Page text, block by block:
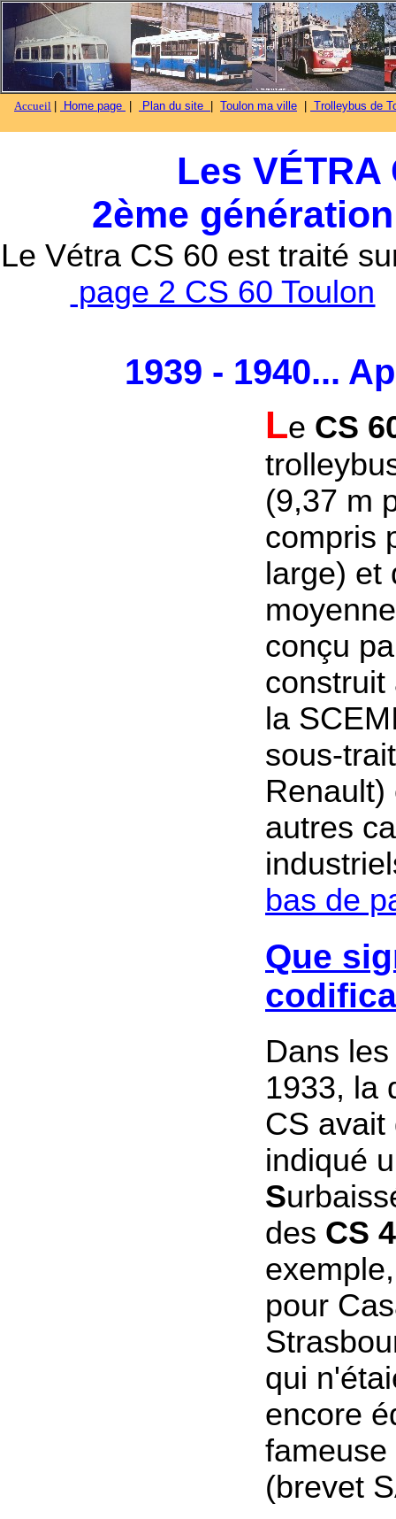
Accueil Home page Plan du site Toulon ma ville Trolleybus de
Les VÉTRA
2ème
Le Vétra CS 60 est traité
page 2 CS 60 Toulon
1939 - 1940...
Le CS
(9,37 m
compris
large) et
conçu
construit
la
sous-
autres
bas de
Que
Dans
1933, la
CS avait
indiqué
S
des CS
pour
qui
encore
(brevet